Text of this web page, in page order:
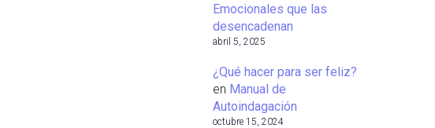
Emocionales que las
desencadenan
abril 5, 2025
¿Qué hacer para ser feliz?
en Manual de
Autoindagación
octubre 15, 2024